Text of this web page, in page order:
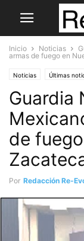
Inicio Noticias
armas de fuego en
Noticias Últimas
Guardia
de
Por Redacción Re-